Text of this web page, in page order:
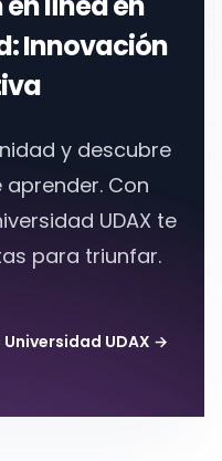
: Innovación
y descubre
Con
UDAX te
para triunfar.
UDAX →